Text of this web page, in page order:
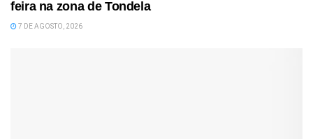
feira na zona de Tondela
7 DE AGOSTO, 2026